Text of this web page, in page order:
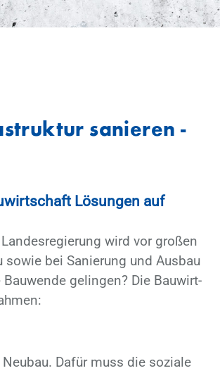
sa­nie­ren -
Lö­sun­gen auf
wird vor gro­ßen
bei Sa­nie­rung und Aus­bau
ge­lin­gen? Die Bau­wirt­
Da­für muss die so­zia­le